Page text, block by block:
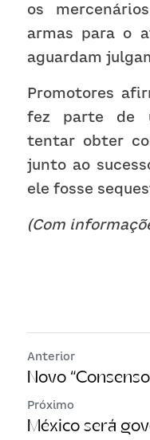
os
armas para o
aguardam
Promotores
fez parte de
tentar obter
junto ao
ele fosse
(Com
Anterior
Novo
Próximo
México será